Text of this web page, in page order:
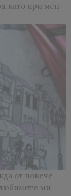
като при мен
от повече
ми